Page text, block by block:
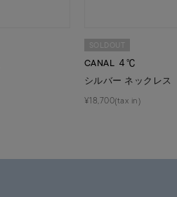
SOLDOUT
CANAL ４℃
シルバー ネックレス
¥18,700(tax in)